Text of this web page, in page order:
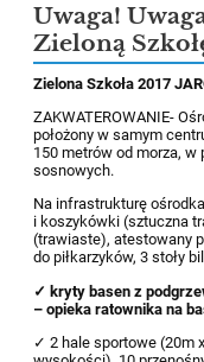
Uwaga!
Zieloną
Zielona Szkoła 2017
ZAKWATEROWANIE-
położony w samym
150 metrów od morza,
sosnowych.
Na infrastrukturę
i koszykówki (sztuczna
(trawiaste), atestowany
do piłkarzyków, 3 stoły
✓ kryty basen z
– opieka ratownika na
✓ 2 hale sportowe (20m